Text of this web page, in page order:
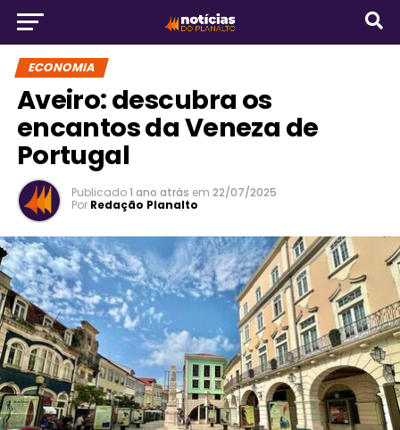
ECONOMIA
Aveiro: descubra os
encantos da Veneza de
Portugal
Publicado1 ano atrás em 22/07/2025
Por Redação Planalto